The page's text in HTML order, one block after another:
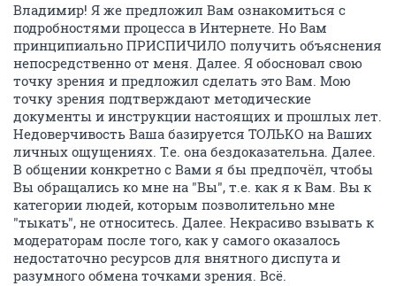
Владимир! Я же предложил Вам ознакомиться с
подробностями процесса в Интернете. Но Вам
принципиально ПРИСПИЧИЛО получить объяснения
непосредственно от меня. Далее. Я обосновал свою
точку зрения и предложил сделать это Вам. Мою
точку зрения подтверждают методические
документы и инструкции настоящих и прошлых лет.
Недоверчивость Ваша базируется ТОЛЬКО на Ваших
личных ощущениях. Т.е. она бездоказательна. Далее.
В общении конкретно с Вами я бы предпочёл, чтобы
Вы обращались ко мне на "Вы", т.е. как я к Вам. Вы к
категории людей, которым позволительно мне
"тыкать", не относитесь. Далее. Некрасиво взывать к
модераторам после того, как у самого оказалось
недостаточно ресурсов для внятного диспута и
разумного обмена точками зрения. Всё.